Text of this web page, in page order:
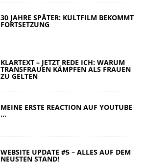
30 JAHRE SPÄTER: KULTFILM BEKOMMT
FORTSETZUNG
KLARTEXT – JETZT REDE ICH: WARUM
TRANSFRAUEN KÄMPFEN ALS FRAUEN
ZU GELTEN
MEINE ERSTE REACTION AUF YOUTUBE
…
WEBSITE UPDATE #5 – ALLES AUF DEM
NEUSTEN STAND!